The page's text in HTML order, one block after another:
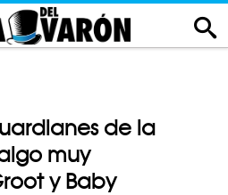
de la
muy
y Baby